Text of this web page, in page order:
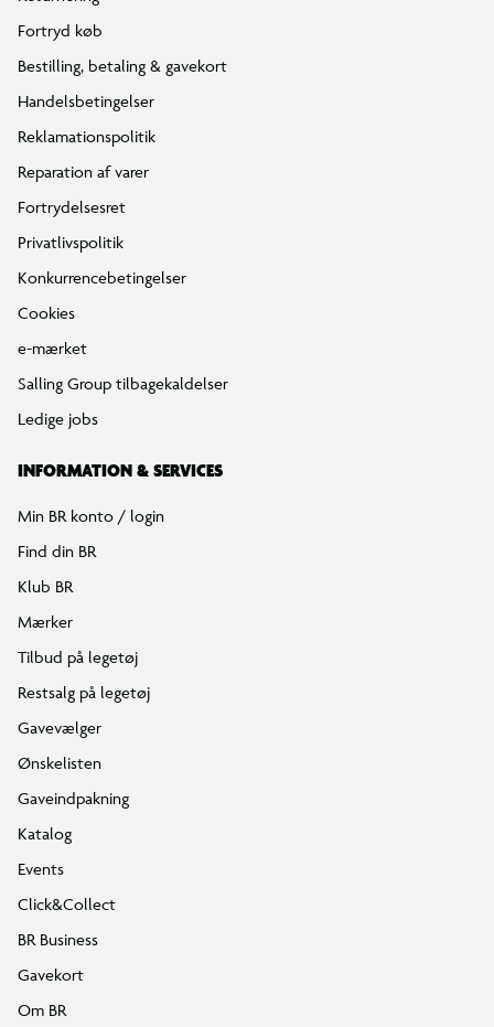
Fortryd køb
Bestilling, betaling & gavekort
Handelsbetingelser
Reklamationspolitik
Reparation af varer
Fortrydelsesret
Privatlivspolitik
Konkurrencebetingelser
Cookies
e-mærket
Salling Group tilbagekaldelser
Ledige jobs
INFORMATION & SERVICES
Min BR konto / login
Find din BR
Klub BR
Mærker
Tilbud på legetøj
Restsalg på legetøj
Gavevælger
Ønskelisten
Gaveindpakning
Katalog
Events
Click&Collect
BR Business
Gavekort
Om BR